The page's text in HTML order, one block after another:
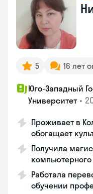
5 16 лет
Юго-Западный
Университет •
Проживает в
обогащает
Получила
Работала
обучении